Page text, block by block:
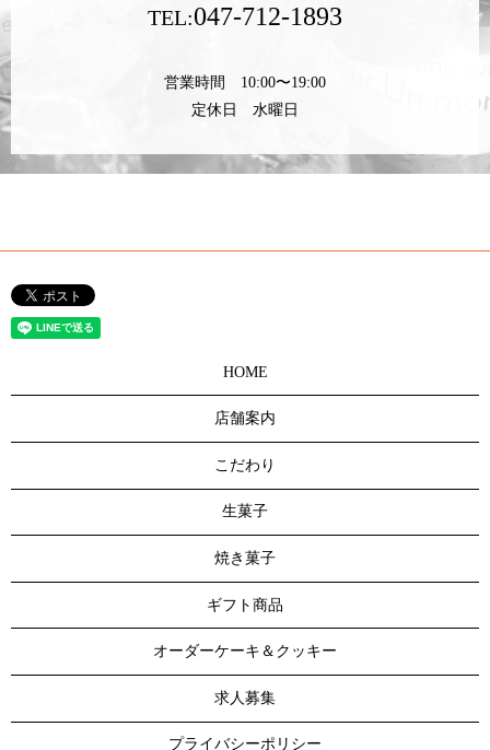
TEL:047-712-1893
営業時間 10:00〜19:00
定休日 水曜日
HOME
店舗案内
こだわり
生菓子
焼き菓子
ギフト商品
オーダーケーキ＆クッキー
求人募集
プライバシーポリシー